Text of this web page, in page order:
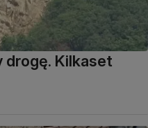
drogę. Kilkaset